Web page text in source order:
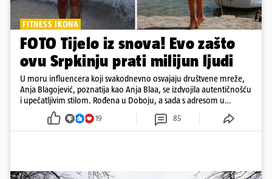
FITNESS IKONA
FOTO Tijelo iz snova! Evo zašto
ovu Srpkinju prati milijun ljudi
U moru influencera koji svakodnevno osvajaju društvene mreže,
Anja Blagojević, poznatija kao Anja Blaa, se izdvojila autentičnošću
i upečatljivim stilom. Rođena u Doboju, a sada s adresom u
Dubaiju, Anja je spoj glamura, discipline i mladenačke energije
19 85